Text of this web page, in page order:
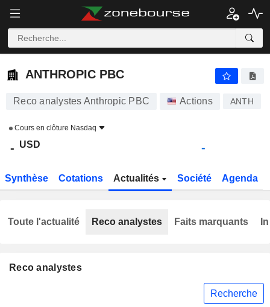
ANTHROPIC PBC
ANTHROPIC PBC
Reco analystes Anthropic PBC Actions ANTH
Cours en clôture Nasdaq
- USD -
Synthèse Cotations Actualités Société Agenda
Reco analystes
Recherche
Toute l'actualité Reco analystes Faits marquants